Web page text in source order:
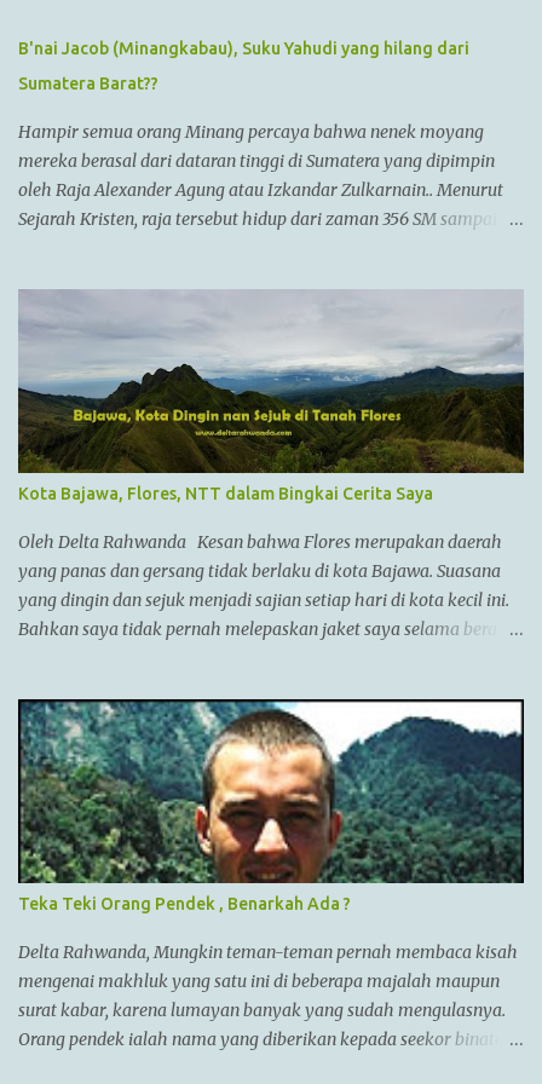
B'nai Jacob (Minangkabau), Suku Yahudi yang hilang dari
Sumatera Barat??
Hampir semua orang Minang percaya bahwa nenek moyang
mereka berasal dari dataran tinggi di Sumatera yang dipimpin
oleh Raja Alexander Agung atau Izkandar Zulkarnain.. Menurut
Sejarah Kristen, raja tersebut hidup dari zaman 356 SM sampai
setiap pertempuran. Di zamannya, dia sudah menguasai
kebanyakan daerah yang sudah dikenal. Ayahnya adalah Philip II
yang menyatukan kebanyakan kota2 di dataran utama Yunani
dalam kepemerintahan Macedonian dalam sebuah Negara
federasi yang disebut Persatuan Corinth (League of Corinth) Raja
Alexander menguasai daerah2 termasuk
Anatolia,Syria,Phoenicia,Judea,Gaza,Mesir Bactria,Mesopotamia
(Irak),dan dia memperluas batas2 imperiumnya sejauh
Punjab,India. Menurut AlQuran, Zulkarnain juga sempat
mengunjungi China dan membantu membangun Tembok Besar
China Alexander menyatukan ban...
Kota Bajawa, Flores, NTT dalam Bingkai Cerita Saya
Oleh Delta Rahwanda Kesan bahwa Flores merupakan daerah
yang panas dan gersang tidak berlaku di kota Bajawa. Suasana
yang dingin dan sejuk menjadi sajian setiap hari di kota kecil ini.
Bahkan saya tidak pernah melepaskan jaket saya selama berada
seperti Ruteng, Maumere, Ende dan lainnya. Kota yang terletak
di antara bukit-bukit dan gunung Enerie menjadikannya sejuk
layaknya kota Bandung di Jawa barat. Menuju kota ini juga
tergolong sangat mudah. Jika kita berada di Labuan Bajo, kita
bisa menuju Bajawa dengan pesawat langsung jenis ATR. Jika via
darat, kita bisa menuju Bajawa dengan travel ataupun bis namun
memakan waktu cukup lama sekitar 14 jam perjalanan. Nama
Bajawa sendiri berasal dari kata Bhajawa yang merupakan
sebuah kampung terbesar dari tujuh kampung yang ada di sisi
barat kota Bajawa. Tujuh kampung yang disebut “Nua Limazua”
...
Teka Teki Orang Pendek , Benarkah Ada ?
Delta Rahwanda, Mungkin teman-teman pernah membaca kisah
mengenai makhluk yang satu ini di beberapa majalah maupun
surat kabar, karena lumayan banyak yang sudah mengulasnya.
Orang pendek ialah nama yang diberikan kepada seekor binatang